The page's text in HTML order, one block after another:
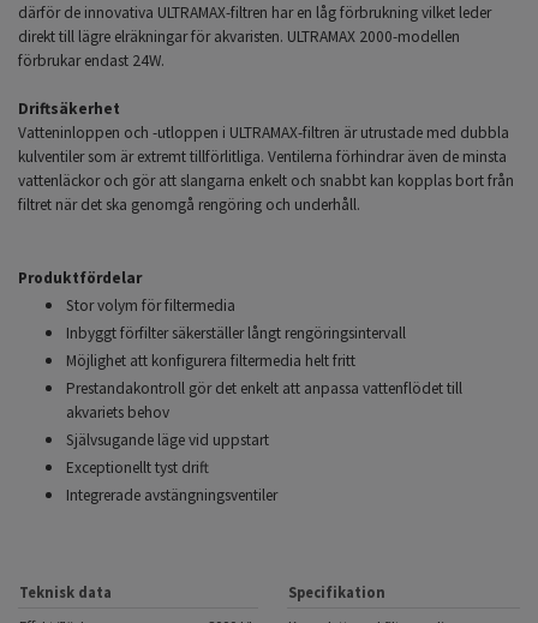
därför de innovativa ULTRAMAX-filtren har en låg förbrukning vilket leder
direkt till lägre elräkningar för akvaristen. ULTRAMAX 2000-modellen
förbrukar endast 24W.
Driftsäkerhet
Vatteninloppen och -utloppen i ULTRAMAX-filtren är utrustade med dubbla
kulventiler som är extremt tillförlitliga. Ventilerna förhindrar även de minsta
vattenläckor och gör att slangarna enkelt och snabbt kan kopplas bort från
filtret när det ska genomgå rengöring och underhåll.
Produktfördelar
Stor volym för filtermedia
Inbyggt förfilter säkerställer långt rengöringsintervall
Möjlighet att konfigurera filtermedia helt fritt
Prestandakontroll gör det enkelt att anpassa vattenflödet till
akvariets behov
Självsugande läge vid uppstart
Exceptionellt tyst drift
Integrerade avstängningsventiler
Teknisk data
Specifikation